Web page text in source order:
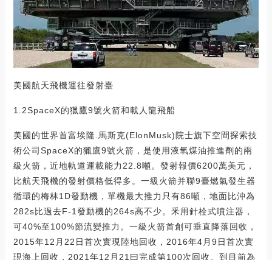
美國航天飛機運往發射臺
1.2SpaceX的獵鷹9號火箭和載人龍飛船
美國的世界首富埃隆.馬斯克(ElonMusk)院士旗下空間探索技
術公司SpaceX的獵鷹9號火箭，是使用液氧煤油推進劑的兩
級火箭，近地軌道運載能力22.8噸。發射報價6200萬美元，
比航天飛機的發射價格低得多。一級火箭并聯9臺燃氣發生器
循環的梅林1D發動機，單機最大推力只有86噸，地面比沖為
282s比過去F-1發動機的264s高不少。釆用針栓式噴注器，
可40%至100%節流變推力。一級火箭首創可垂直降落回收，
2015年12月22日首次實現陸地回收，2016年4月9日首次實
現海上回收，2021年12月21曰完成第100次回收。到目前為